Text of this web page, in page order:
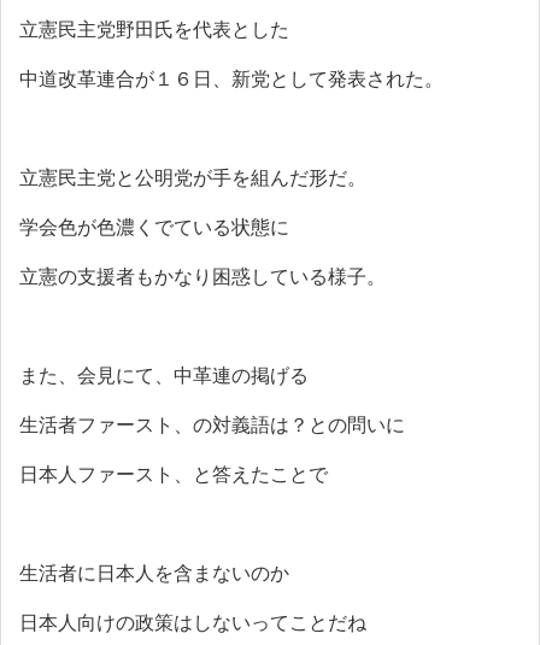
立憲民主党野田氏を代表とした
中道改革連合が１６日、新党として発表された。
立憲民主党と公明党が手を組んだ形だ。
学会色が色濃くでている状態に
立憲の支援者もかなり困惑している様子。
また、会見にて、中革連の掲げる
生活者ファースト、の対義語は？との問いに
日本人ファースト、と答えたことで
生活者に日本人を含まないのか
日本人向けの政策はしないってことだね